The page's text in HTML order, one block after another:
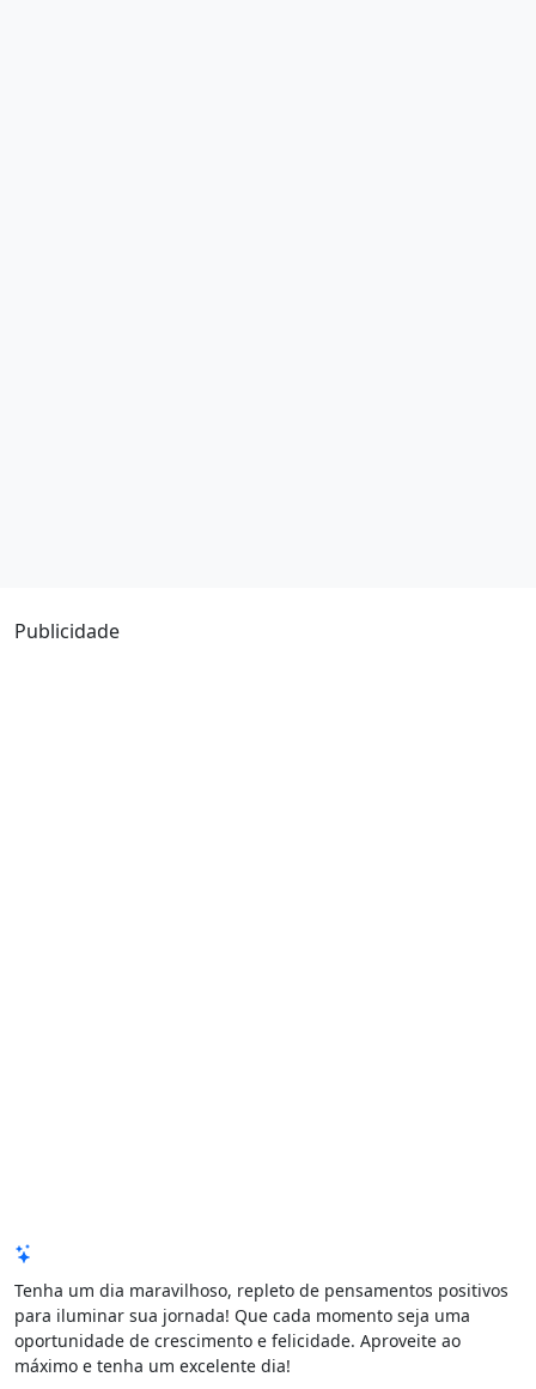
Publicidade
Tenha um dia maravilhoso, repleto de pensamentos positivos
para iluminar sua jornada! Que cada momento seja uma
oportunidade de crescimento e felicidade. Aproveite ao
máximo e tenha um excelente dia!